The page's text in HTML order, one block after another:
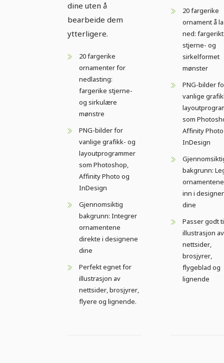
dine uten å
bearbeide dem
ytterligere.
20 fargerike
ornamenter for
nedlasting:
fargerike stjerne-
og sirkulære
mønstre
PNG-bilder for
vanlige grafikk- og
layoutprogrammer
som Photoshop,
Affinity Photo og
InDesign
Gjennomsiktig
bakgrunn: Integrer
ornamentene
direkte i designene
dine
Perfekt egnet for
illustrasjon av
nettsider, brosjyrer,
flyere og lignende.
20 fargerike
ornament å
ned: fargerikt
stjerne- og
sirkelformet
mønster
PNG-bilder
vanlige
som
Affinity
InDesign
bakgrunn:
inn i
dine
Passer godt
illustrasjon av
nettsider,
brosjyrer,
flygeblad og
lignende